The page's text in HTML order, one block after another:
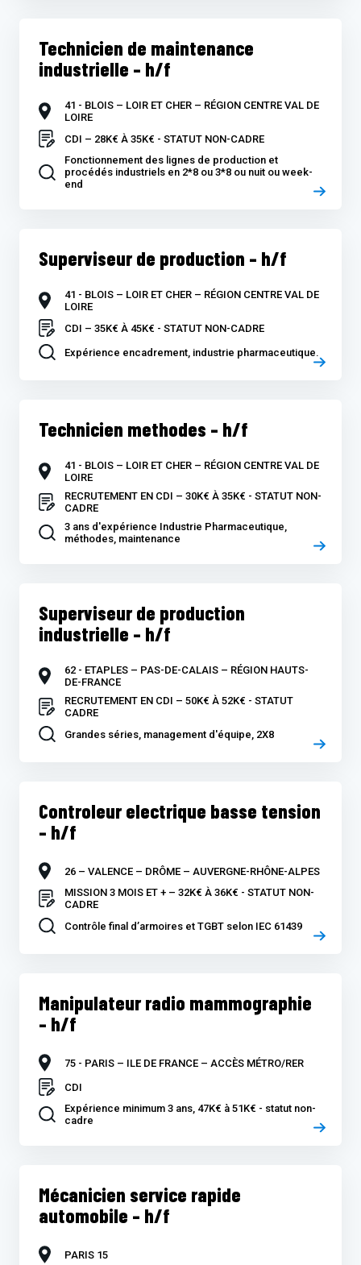
Technicien de maintenance
industrielle – h/f
41 - BLOIS – LOIR ET CHER – RÉGION CENTRE VAL DE
LOIRE
CDI – 28K€ À 35K€ - STATUT NON-CADRE
Fonctionnement des lignes de production et
procédés industriels en 2*8 ou 3*8 ou nuit ou week-
end
Superviseur de production – h/f
41 - BLOIS – LOIR ET CHER – RÉGION CENTRE VAL DE
LOIRE
CDI – 35K€ À 45K€ - STATUT NON-CADRE
Expérience encadrement, industrie pharmaceutique.
Technicien methodes – h/f
41 - BLOIS – LOIR ET CHER – RÉGION CENTRE VAL DE
LOIRE
RECRUTEMENT EN CDI – 30K€ À 35K€ - STATUT NON-
CADRE
3 ans d'expérience Industrie Pharmaceutique,
méthodes, maintenance
Superviseur de production
industrielle – h/f
62 - ETAPLES – PAS-DE-CALAIS – RÉGION HAUTS-
DE-FRANCE
RECRUTEMENT EN CDI – 50K€ À 52K€ - STATUT
CADRE
Grandes séries, management d'équipe, 2X8
Controleur electrique basse tension
– h/f
26 – VALENCE – DRÔME – AUVERGNE-RHÔNE-ALPES
MISSION 3 MOIS ET + – 32K€ À 36K€ - STATUT NON-
CADRE
Contrôle final d’armoires et TGBT selon IEC 61439
Manipulateur radio mammographie
– h/f
75 - PARIS – ILE DE FRANCE – ACCÈS MÉTRO/RER
CDI
Expérience minimum 3 ans, 47K€ à 51K€ - statut non-
cadre
Mécanicien service rapide
automobile – h/f
PARIS 15